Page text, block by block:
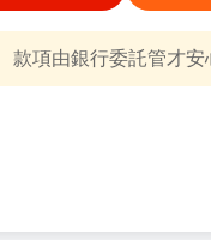
款項由銀行委託管才安